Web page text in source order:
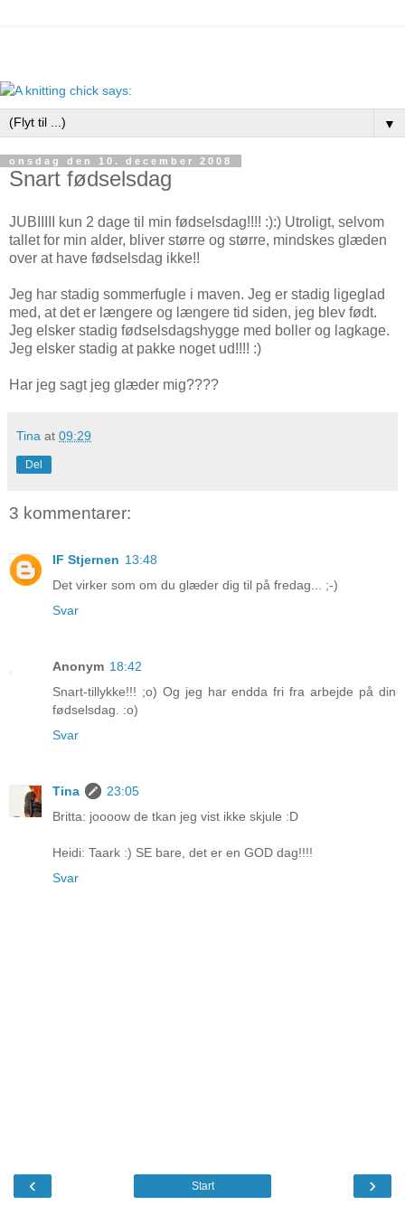
▼
onsdag den 10. december 2008
Snart fødselsdag
JUBIIIII kun 2 dage til min fødselsdag!!!! :):) Utroligt, selvom
tallet for min alder, bliver større og større, mindskes glæden
over at have fødselsdag ikke!!
Jeg har stadig sommerfugle i maven. Jeg er stadig ligeglad
med, at det er længere og længere tid siden, jeg blev født.
Jeg elsker stadig fødselsdagshygge med boller og lagkage.
Jeg elsker stadig at pakke noget ud!!!! :)
Har jeg sagt jeg glæder mig????
Tina at 09:29
Del
3 kommentarer:
IF Stjernen 13:48
Det virker som om du glæder dig til på fredag... ;-)
Svar
Anonym 18:42
Snart-tillykke!!! ;o) Og jeg har endda fri fra arbejde på din
fødselsdag. :o)
Svar
Tina
23:05
Britta: joooow de tkan jeg vist ikke skjule :D
Heidi: Taark :) SE bare, det er en GOD dag!!!!
Svar
‹ ›
Start